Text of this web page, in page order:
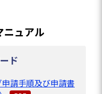
ニュアル
ド
請手順及び申請書